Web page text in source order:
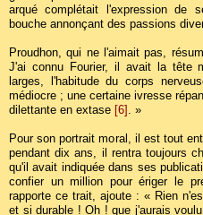
arqué complétait l'expression de
bouche annonçant des passions
Proudhon, qui ne l'aimait pas,
J'ai connu Fourier, il avait la tête
larges, l'habitude du corps
médiocre ; une certaine ivresse
dilettante en extase [6] . »
Pour son portrait moral, il est tout
pendant dix ans, il rentra toujours
qu'il avait indiquée dans ses
confier un million pour ériger le
rapporte ce trait, ajoute : « Rien
et si durable ! Oh ! que j'aurais